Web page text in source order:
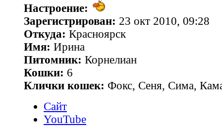
Настроение:
Зарегистрирован: 23 окт 2010, 09:28
Откуда: Красноярск
Имя: Ирина
Питомник: Корнелиан
Кошки: 6
Клички кошек: Фокс, Сеня, Сима,
Сайт
YouTube